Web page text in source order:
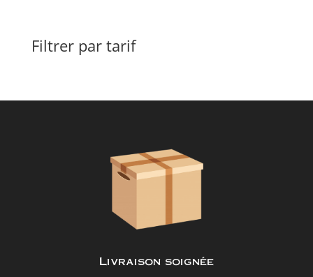
8,00 €.
est :
6,00 €.
Filtrer par tarif
Livraison soignée